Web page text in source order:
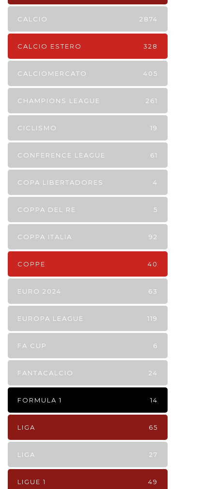
CALCIO 2874
CALCIO ESTERO 328
CALCIOMERCATO 405
CHAMPIONS LEAGUE 261
CICLISMO 19
CONFERENCE LEAGUE 61
COPA LIBERTADORES 4
COPPA DEL RE 5
COPPA ITALIA 92
COPPE 40
EURO 2024 63
EUROPA LEAGUE 119
FA CUP 6
FANTACALCIO 24
FORMULA 1 14
LIGA 65
LIGA 27
LIGUE 1 49